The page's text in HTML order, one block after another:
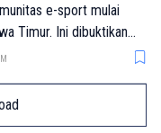
e-sport mulai
Timur. Ini dibuktikan
peserta untuk